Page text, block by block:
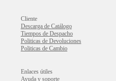
Cliente
Descarga de Catálogo
Tiempos de Despacho
Politicas de Devoluciones
Politicas de Cambio
Enlaces útiles
Ayuda y soporte